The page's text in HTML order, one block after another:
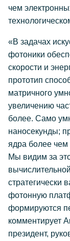
чем
«В задачах
фотоники
скорости и
прототип
матричного
увеличению
более. Само
наносекунды;
ядра более чем
Мы видим за
стратегически
фотонную
формируются
комментирует
президент,